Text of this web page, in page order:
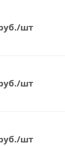
/шт
/шт
/шт